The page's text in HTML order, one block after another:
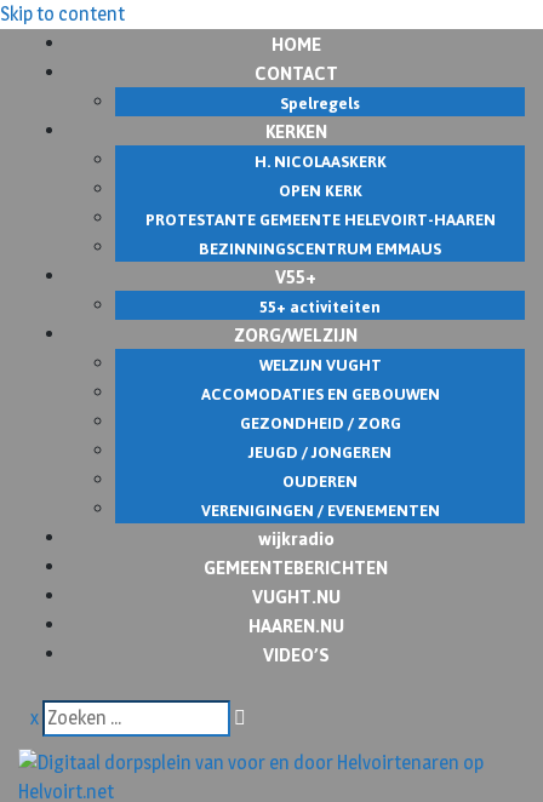
Skip to content
HOME
CONTACT
Spelregels
KERKEN
H. NICOLAASKERK
OPEN KERK
PROTESTANTE GEMEENTE HELEVOIRT-HAAREN
BEZINNINGSCENTRUM EMMAUS
V55+
55+ activiteiten
ZORG/WELZIJN
WELZIJN VUGHT
ACCOMODATIES EN GEBOUWEN
GEZONDHEID / ZORG
JEUGD / JONGEREN
OUDEREN
VERENIGINGEN / EVENEMENTEN
wijkradio
GEMEENTEBERICHTEN
VUGHT.NU
HAAREN.NU
VIDEO’S
x